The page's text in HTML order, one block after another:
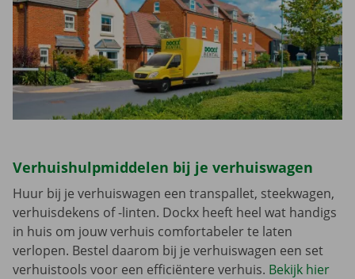
Verhuishulpmiddelen bij je verhuiswagen
Huur bij je verhuiswagen een transpallet, steekwagen,
verhuisdekens of -linten. Dockx heeft heel wat handigs
in huis om jouw verhuis comfortabeler te laten
verlopen. Bestel daarom bij je verhuiswagen een set
verhuistools voor een efficiëntere verhuis. Bekijk hier